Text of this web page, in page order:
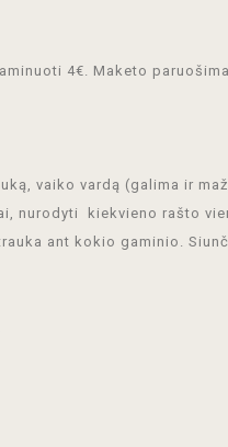
4€. Maketo
vaiko vardą (galima ir
nurodyti kiekvieno rašto
ant kokio gaminio.